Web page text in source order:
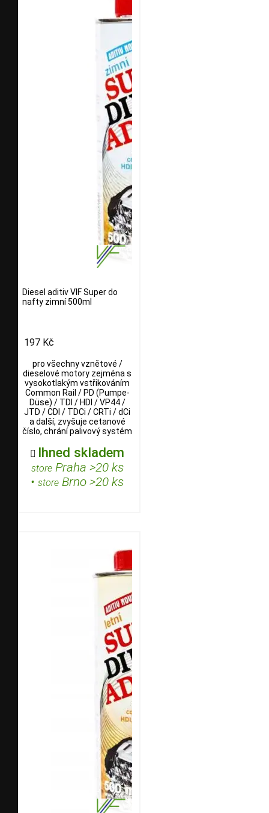
Diesel aditiv VIF Super do
nafty zimní 500ml
197 Kč
pro všechny vznětové /
dieselové motory zejména s
vysokotlakým vstřikováním
Common Rail / PD (Pumpe-
Düse) / TDI / HDI / VP44 /
JTD / CDI / TDCi / CRTi / dCi
a další, zvyšuje cetanové
číslo, chrání palivový systém
 Ihned skladem
storePraha >20 ks
• store Brno >20 ks